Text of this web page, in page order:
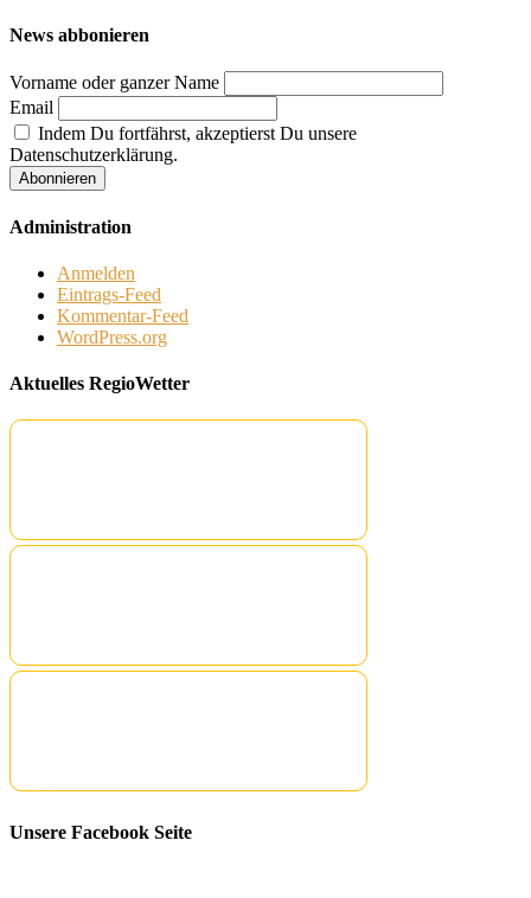
News abbonieren
Vorname oder ganzer Name
Email
Indem Du fortfährst, akzeptierst Du unsere
Datenschutzerklärung.
Administration
Anmelden
Eintrags-Feed
Kommentar-Feed
WordPress.org
Aktuelles RegioWetter
Unsere Facebook Seite